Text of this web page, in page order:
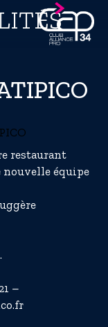
restaurant
nouvelle équipe
–